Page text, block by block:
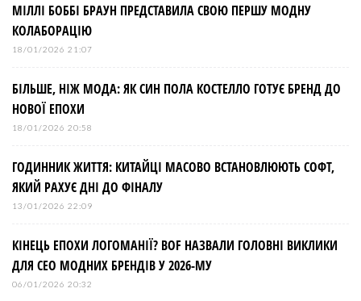
МІЛЛІ БОББІ БРАУН ПРЕДСТАВИЛА СВОЮ ПЕРШУ МОДНУ
КОЛАБОРАЦІЮ
18/01/2026 21:07
БІЛЬШЕ, НІЖ МОДА: ЯК СИН ПОЛА КОСТЕЛЛО ГОТУЄ БРЕНД ДО
НОВОЇ ЕПОХИ
18/01/2026 20:58
ГОДИННИК ЖИТТЯ: КИТАЙЦІ МАСОВО ВСТАНОВЛЮЮТЬ СОФТ,
ЯКИЙ РАХУЄ ДНІ ДО ФІНАЛУ
13/01/2026 22:09
КІНЕЦЬ ЕПОХИ ЛОГОМАНІЇ? BOF НАЗВАЛИ ГОЛОВНІ ВИКЛИКИ
ДЛЯ СЕО МОДНИХ БРЕНДІВ У 2026-МУ
06/01/2026 20:32